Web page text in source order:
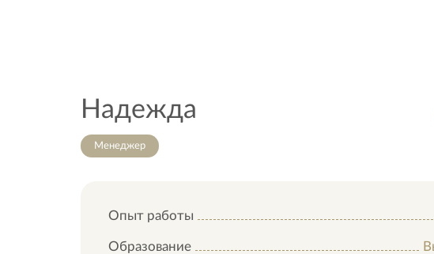
Надежда
Менеджер
Опыт работы
Образование